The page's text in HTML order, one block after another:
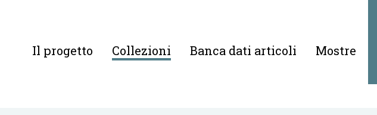
Il progetto Collezioni Banca dati articoli Mostre